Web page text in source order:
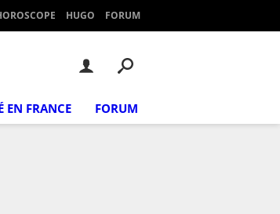
HUGO FORUM
EN FRANCE FORUM